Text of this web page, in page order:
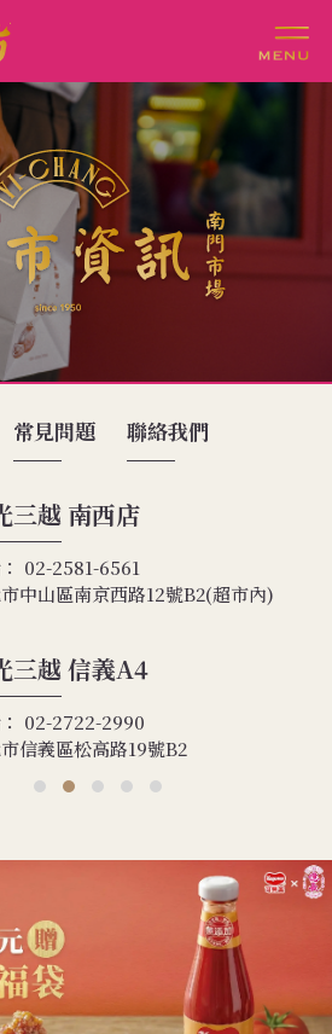
常見問題 聯絡我們
三越 南西店
02-2581-6561
中山區南京西路12號B2(超市內)
三越 信義A4
02-2722-2990
信義區松高路19號B2